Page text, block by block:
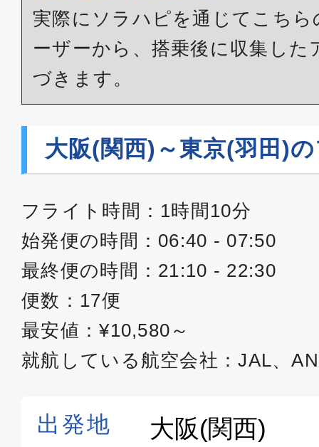
実際にソラハピを通じてこち
ーザーから、搭乗後に収集した
づきます。
大阪(関西)～東京(羽田)
フライト時間：1時間10分
始発便の時間：06:40 - 07:50
最終便の時間：21:10 - 22:30
便数：17便
最安値：¥10,580～
就航している航空会社：JAL、